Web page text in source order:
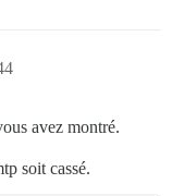
avez montré.
soit cassé.